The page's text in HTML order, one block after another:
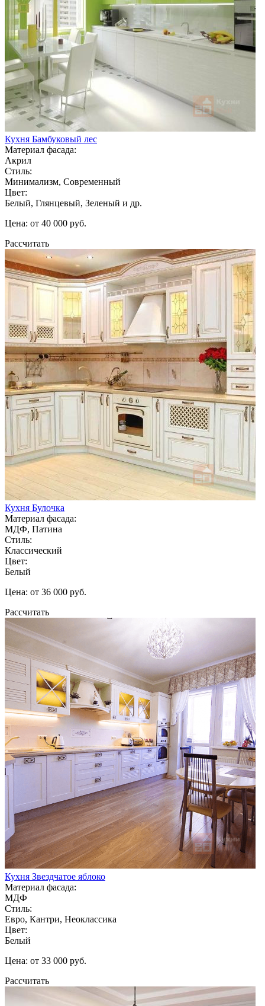
Кухня Бамбуковый лес
Материал фасада:
Акрил
Стиль:
Минимализм, Современный
Цвет:
Белый, Глянцевый, Зеленый и др.
Цена: от 40 000 руб.
Рассчитать
Кухня Булочка
Материал фасада:
МДФ, Патина
Стиль:
Классический
Цвет:
Белый
Цена: от 36 000 руб.
Рассчитать
Кухня Звездчатое яблоко
Материал фасада:
МДФ
Стиль:
Евро, Кантри, Неоклассика
Цвет:
Белый
Цена: от 33 000 руб.
Рассчитать